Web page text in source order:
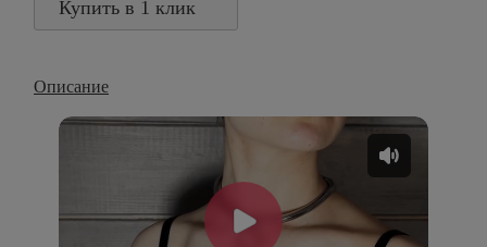
Купить в 1 клик
Описание